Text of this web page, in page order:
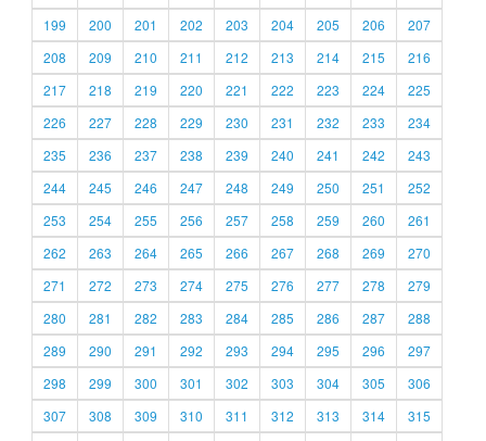
199
200 201 202 203 204 205 206
207
208
209 210 211 212 213 214 215
216
217
218 219 220 221 222 223 224
225
226
227 228 229 230 231 232 233
234
235
236 237 238 239 240 241 242
243
244
245 246 247 248 249 250 251
252
253
254 255 256 257 258 259 260
261
262
263 264 265 266 267 268 269
270
271
272 273 274 275 276 277 278
279
280
281 282 283 284 285 286 287
288
289
290 291 292 293 294 295 296
297
298
299 300 301 302 303 304 305
306
307
308 309 310 311 312 313 314
315